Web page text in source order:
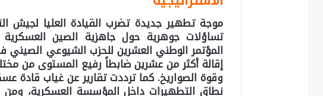
موجة تطهير جديدة تضرب القيادة العليا لجيش
تساؤلات جوهرية حول جاهزية الصين
إقالة أكثر من عشرين ضابطاً رفيع المستوى من
وقوة الصواريخ. كما ترددت تقارير عن غياب قادة
نطاق التطهيرات داخل المؤسسة العسكرية، ومن